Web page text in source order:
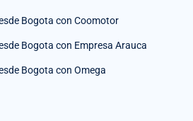
Bogota con Coomotor
Bogota con Empresa Arauca
Bogota con Omega